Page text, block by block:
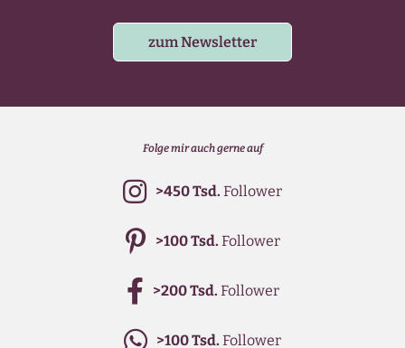
zum Newsletter
Folge mir auch gerne auf
>450 Tsd. Follower
>100 Tsd. Follower
>200 Tsd. Follower
>100 Tsd. Follower